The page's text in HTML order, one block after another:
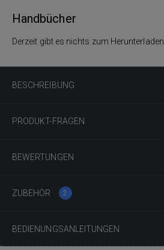
BESCHREIBUNG
PRODUKT-FRAGEN
BEWERTUNGEN
ZUBEHÖR 2
BEDIENUNGSANLEITUNGEN
Handbücher
Derzeit gibt es nichts zum Herunterladen.